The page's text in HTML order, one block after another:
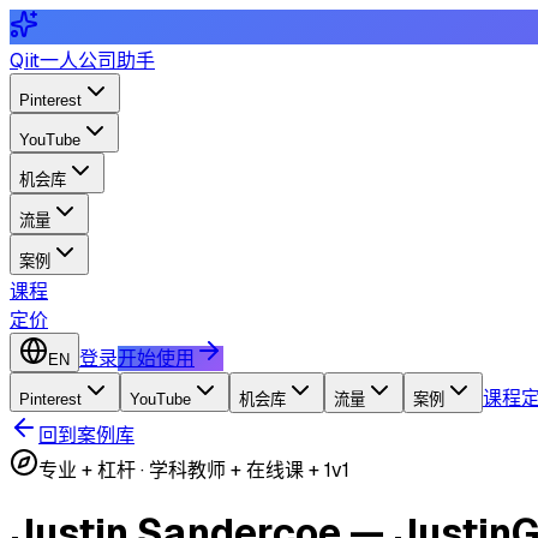
Qiit一人公司助手
Pinterest
YouTube
机会库
流量
案例
课程
定价
EN 登录开始使用
Pinterest YouTube 机会库 流量 案例 课程
回到案例库
专业 + 杠杆· 学科教师 + 在线课 + 1v1